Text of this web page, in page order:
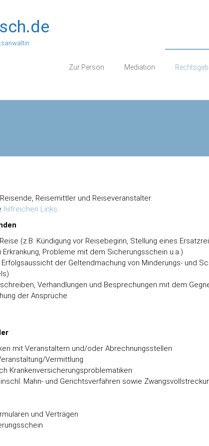
Zur Person Mediation
Reisemittler und Reiseveranstalter.
hilfreichen Links.
(z.B. Kündigung vor Reisebeginn, Stellung eines
Probleme mit dem Sicherungsschein u.a.)
der Geltendmachung von Minderungs- und
Verhandlungen und Besprechungen mit dem
der Ansprüche
mit Veranstaltern und/oder Abrechnungsstellen
Vermittlung
Krankenversicherungsproblematiken
Mahn- und Gerichtsverfahren sowie
und Verträgen